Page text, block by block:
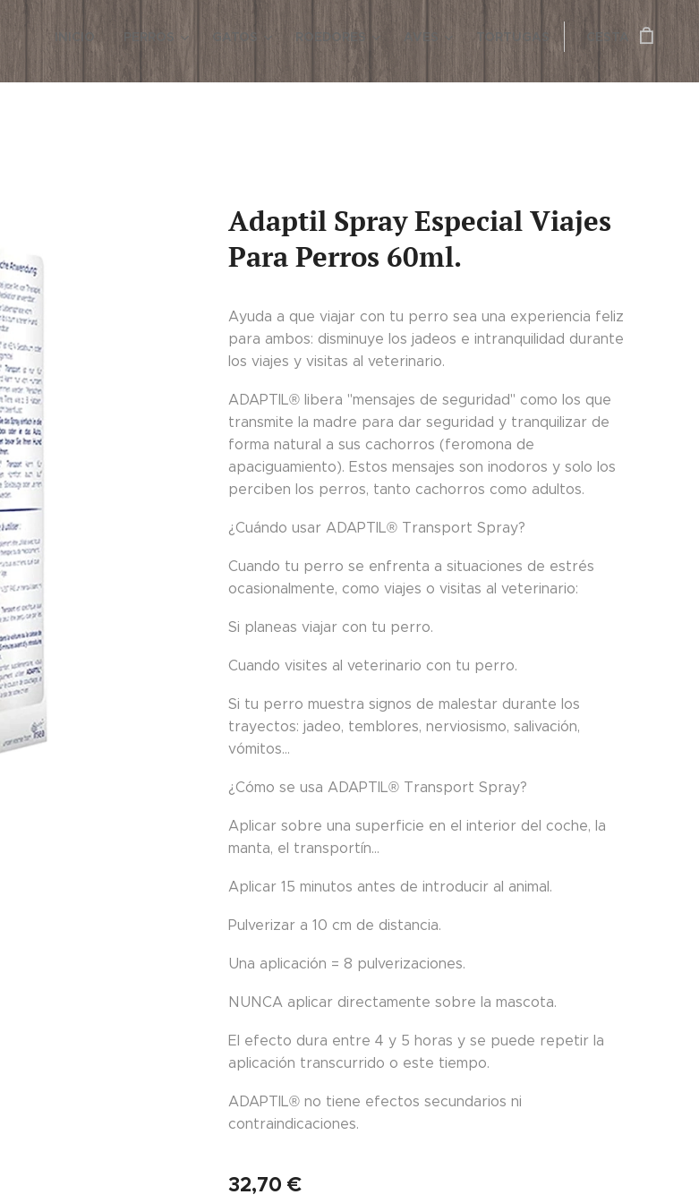
INICIO PERROS GATOS ROEDORES AVES TORTUGAS CESTA
Adaptil Spray Especial Viajes
Para Perros 60ml.
Ayuda a que viajar con tu perro sea una experiencia feliz
para ambos: disminuye los jadeos e intranquilidad durante
los viajes y visitas al veterinario.
ADAPTIL® libera "mensajes de seguridad" como los que
transmite la madre para dar seguridad y tranquilizar de
forma natural a sus cachorros (feromona de
apaciguamiento). Estos mensajes son inodoros y solo los
perciben los perros, tanto cachorros como adultos.
¿Cuándo usar ADAPTIL® Transport Spray?
Cuando tu perro se enfrenta a situaciones de estrés
ocasionalmente, como viajes o visitas al veterinario:
Si planeas viajar con tu perro.
Cuando visites al veterinario con tu perro.
Si tu perro muestra signos de malestar durante los
trayectos: jadeo, temblores, nerviosismo, salivación,
vómitos…
¿Cómo se usa ADAPTIL® Transport Spray?
Aplicar sobre una superficie en el interior del coche, la
manta, el transportín...
Aplicar 15 minutos antes de introducir al animal.
Pulverizar a 10 cm de distancia.
Una aplicación = 8 pulverizaciones.
NUNCA aplicar directamente sobre la mascota.
El efecto dura entre 4 y 5 horas y se puede repetir la
aplicación transcurrido o este tiempo.
ADAPTIL® no tiene efectos secundarios ni
contraindicaciones.
32,70 €